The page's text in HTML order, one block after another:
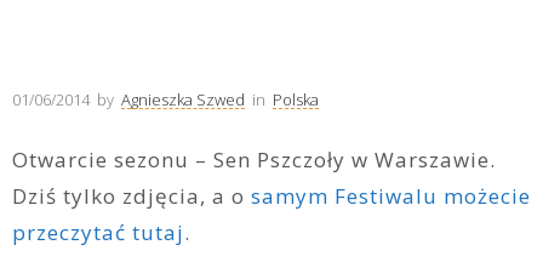
01/06/2014 by Agnieszka Szwed in Polska
Otwarcie sezonu – Sen Pszczoły w Warszawie.
Dziś tylko zdjęcia, a o samym Festiwalu możecie
przeczytać tutaj.